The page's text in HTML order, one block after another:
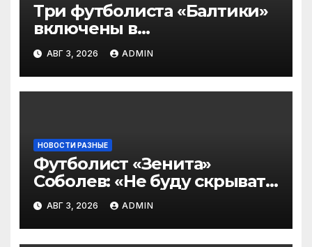
Три футболиста «Балтики»
включены в
символическую сборную
2‑го тура РПЛ по версии
подписчиков МАТЧ
ПРЕМЬЕР
АВГ 3, 2026 ADMIN
НОВОСТИ РАЗНЫЕ
Футболист «Зенита»
Соболев: «Не буду скрывать
— в Оренбурге всегда
тяжело играть»
АВГ 3, 2026 ADMIN